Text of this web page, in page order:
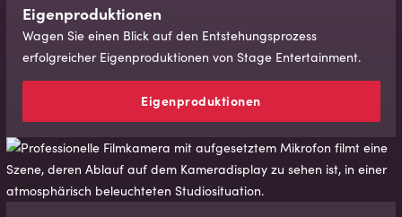
Eigenproduktionen
Wagen Sie einen Blick auf den Entstehungsprozess
erfolgreicher Eigenproduktionen von Stage Entertainment.
Eigenproduktionen